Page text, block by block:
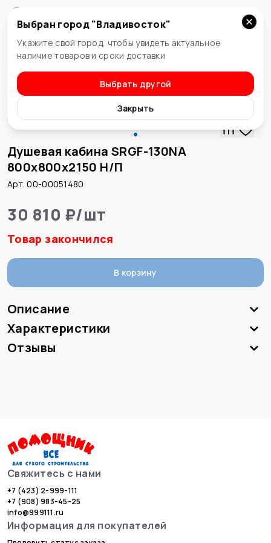
Владивосток
Выбран город "Владивосток"
Укажите свой город, чтобы увидеть актуальное
наличие товаров и сроки доставки
Выбрать другой
Закрыть
Душевые кабины
Душевая кабина SRGF-130NA
800х800х2150 Н/П
Арт. 00-00051480
30 810 ₽/шт
Товар закончился
В корзину
Описание
Характеристики
Отзывы
Свяжитесь с нами
+7 (423) 2-999-111
+7 (908) 983-45-25
info@999111.ru
Информация для покупателей